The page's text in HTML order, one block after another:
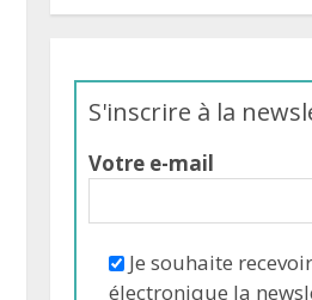
S'inscrire à la
Votre e-mail
Je souhaite
électronique la